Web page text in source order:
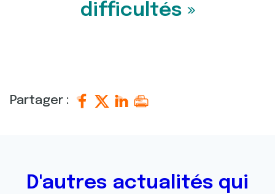
difficultés »
Partager :
D'autres actualités qui